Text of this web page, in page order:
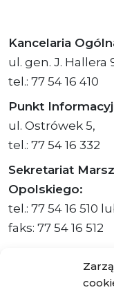
Kancelaria
ul. gen. J. Hallera
tel.: 77 54 16 410
Punkt
ul. Ostrówek 5,
tel.: 77 54 16 332
Sekretariat
Opolskiego:
tel.: 77 54 16 510
faks: 77 54 16 512